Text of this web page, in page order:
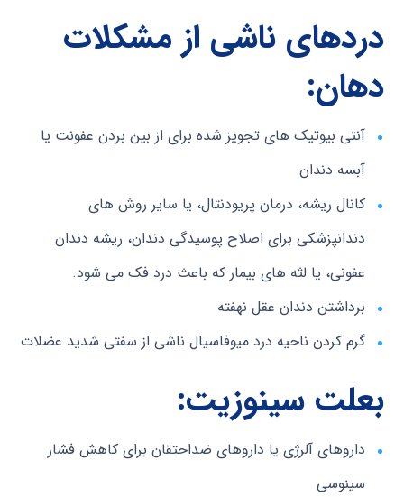
دردهای ناشی از مشکلات
دهان:
آنتی بیوتیک های تجویز شده برای از بین بردن عفونت یا
آبسه دندان
کانال ریشه، درمان پریودنتال، یا سایر روش های
دندانپزشکی برای اصلاح پوسیدگی دندان، ریشه دندان
عفونی، یا لثه های بیمار که باعث درد فک می شود.
برداشتن دندان عقل نهفته
گرم کردن ناحیه درد میوفاسیال ناشی از سفتی شدید عضلات
بعلت سینوزیت:
داروهای آلرژی یا داروهای ضداحتقان برای کاهش فشار
سینوسی